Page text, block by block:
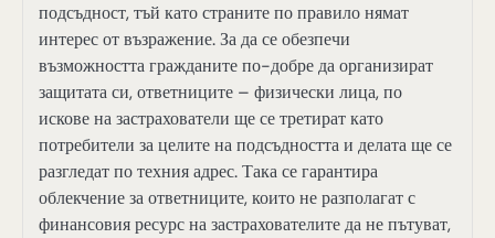
подсъдност, тъй като страните по правило нямат
интерес от възражение. За да се обезпечи
възможността гражданите по-добре да организират
защитата си, ответниците – физически лица, по
искове на застрахователи ще се третират като
потребители за целите на подсъдността и делата ще се
разгледат по техния адрес. Така се гарантира
облекчение за ответниците, които не разполагат с
финансовия ресурс на застрахователите да не пътуват,